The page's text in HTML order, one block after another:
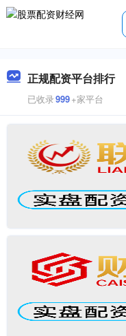
正规配资平台排行
已收录999+家平台